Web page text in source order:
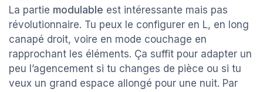
La partie modulable est intéressante mais pas
révolutionnaire. Tu peux le configurer en L, en long
canapé droit, voire en mode couchage en
rapprochant les éléments. Ça suffit pour adapter un
peu l’agencement si tu changes de pièce ou si tu
veux un grand espace allongé pour une nuit. Par